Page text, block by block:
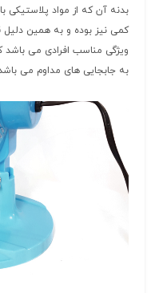
بدنه آن که از مواد پلاستیکی
کمی نیز بوده و به همین دلیل
ویژگی مناسب افرادی می باشد
به جابجایی های مداوم می